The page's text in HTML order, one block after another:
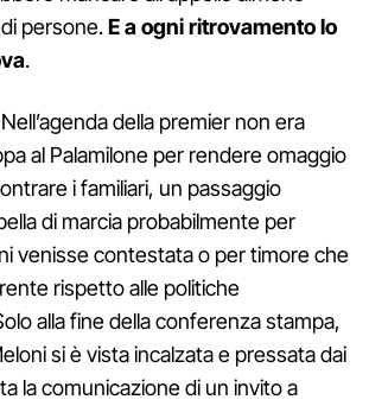
persone.E a ogni ritrovamento lo
.
della premier non era
al Palamilone per rendere omaggio
i familiari, un passaggio
di marcia probabilmente per
venisse contestata o per timore che
rispetto alle politiche
alla fine della conferenza stampa,
si è vista incalzata e pressata dai
la comunicazione di un invito a